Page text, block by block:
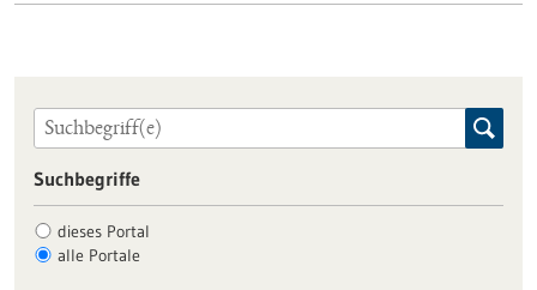
Suchbegriffe
dieses Portal
alle Portale